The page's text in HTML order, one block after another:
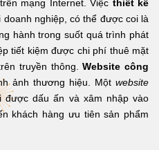
mạng Internet. Việc thiết kế
doanh nghiệp, có thể được coi là
hành trong suốt quá trình phát
tiết kiệm được chi phí thuê mặt
truyền thông.Website công
ảnh thương hiệu. Một website
được dấu ấn và xâm nhập vào
khách hàng ưu tiên sản phẩm